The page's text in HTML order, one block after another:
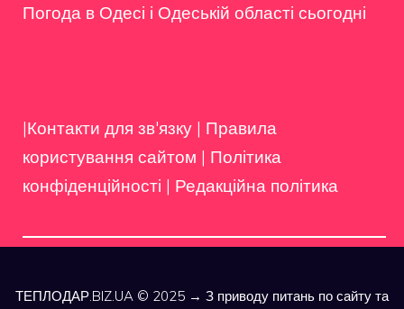
Погода в Одесі і Одеській області сьогодні
|Контакти для зв'язку | Правила
користування сайтом | Політика
конфіденційності | Редакційна політика
ТЕПЛОДАР.BIZ.UA © 2025 → З приводу питань по сайту та